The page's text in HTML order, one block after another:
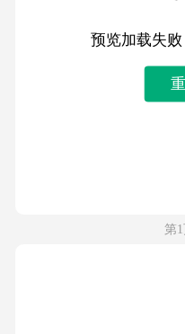
预览加载失
第